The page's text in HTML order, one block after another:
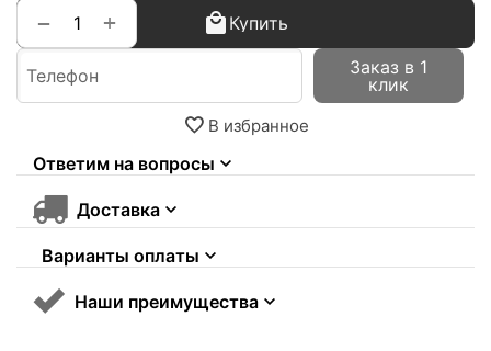
+
−
Купить
Заказ в 1
клик
В избранное
Ответим на вопросы
Доставка
Варианты оплаты
Наши преимущества